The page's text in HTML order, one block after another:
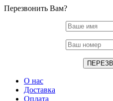
Перезвонить Вам?
О нас
Доставка
Оплата